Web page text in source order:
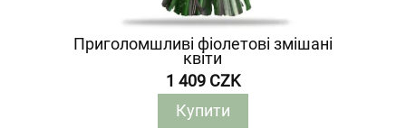
Приголомшливі фіолетові змішані
квіти
1 409 CZK
Купити